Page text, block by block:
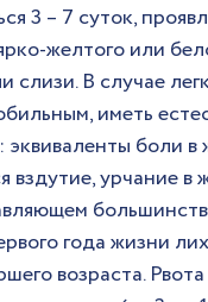
3 – 7 суток,
желтого или
В случае
иметь
боли в
вздутие, урчание
года жизни
возраста.